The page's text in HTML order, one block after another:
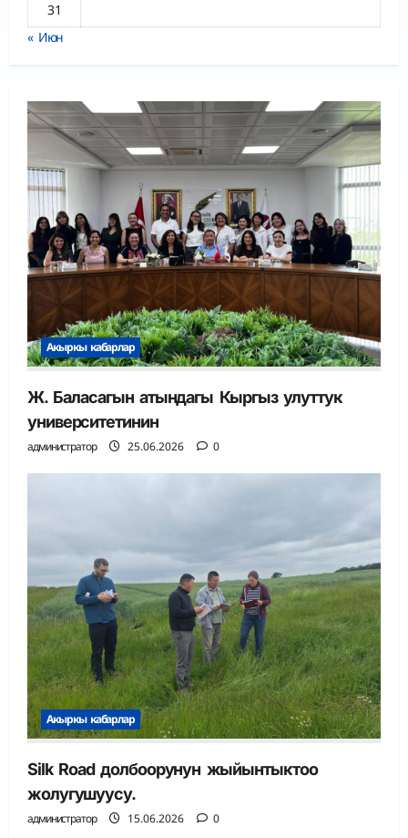
31
« Июн
Акыркы кабарлар
Ж. Баласагын атындагы Кыргыз улуттук
университетинин
администратор 25.06.2026 0
Акыркы кабарлар
Silk Road долбоорунун жыйынтыктоо
жолугушуусу.
администратор 15.06.2026 0